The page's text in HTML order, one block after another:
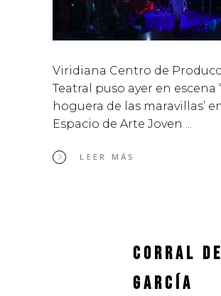
Viridiana Centro de
Teatral puso ayer en escena
hoguera de las maravillas’
Espacio de Arte Joven
LEER MÁS
Corral de
García